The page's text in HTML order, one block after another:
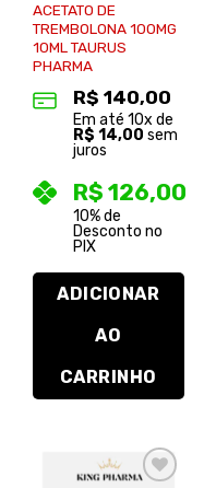
ACETATO DE
TREMBOLONA 100MG
10ML TAURUS
PHARMA
R$ 140,00
Em até 10x de
R$ 14,00 sem
juros
R$ 126,00
10% de
Desconto no
PIX
ADICIONAR
AO
CARRINHO